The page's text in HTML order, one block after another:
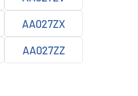
AA027ZX
AA027ZZ